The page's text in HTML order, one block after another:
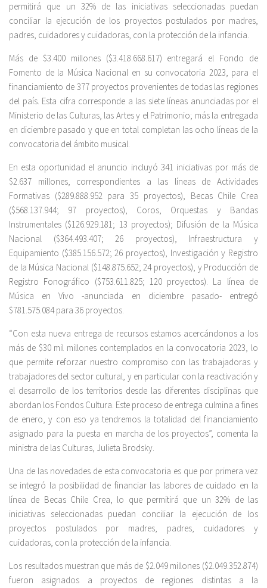
permitirá que un 32% de las iniciativas seleccionadas puedan
conciliar la ejecución de los proyectos postulados por madres,
padres, cuidadores y cuidadoras, con la protección de la infancia.
Más de $3.400 millones ($3.418.668.617) entregará el Fondo de
Fomento de la Música Nacional en su convocatoria 2023, para el
financiamiento de 377 proyectos provenientes de todas las regiones
del país. Esta cifra corresponde a las siete líneas anunciadas por el
Ministerio de las Culturas, las Artes y el Patrimonio; más la entregada
en diciembre pasado y que en total completan las ocho líneas de la
convocatoria del ámbito musical.
En esta oportunidad el anuncio incluyó 341 iniciativas por más de
$2.637 millones, correspondientes a las líneas de Actividades
Formativas ($289.888.952 para 35 proyectos), Becas Chile Crea
($568.137.944; 97 proyectos), Coros, Orquestas y Bandas
Instrumentales ($126.929.181; 13 proyectos); Difusión de la Música
Nacional ($364.493.407; 26 proyectos), Infraestructura y
Equipamiento ($385.156.572; 26 proyectos), Investigación y Registro
de la Música Nacional ($148.875.652; 24 proyectos), y Producción de
Registro Fonográfico ($753.611.825; 120 proyectos). La línea de
Música en Vivo -anunciada en diciembre pasado- entregó
$781.575.084 para 36 proyectos.
“Con esta nueva entrega de recursos estamos acercándonos a los
más de $30 mil millones contemplados en la convocatoria 2023, lo
que permite reforzar nuestro compromiso con las trabajadoras y
trabajadores del sector cultural, y en particular con la reactivación y
el desarrollo de los territorios desde las diferentes disciplinas que
abordan los Fondos Cultura. Este proceso de entrega culmina a fines
de enero, y con eso ya tendremos la totalidad del financiamiento
asignado para la puesta en marcha de los proyectos”, comenta la
ministra de las Culturas, Julieta Brodsky.
Una de las novedades de esta convocatoria es que por primera vez
se integró la posibilidad de financiar las labores de cuidado en la
línea de Becas Chile Crea, lo que permitirá que un 32% de las
iniciativas seleccionadas puedan conciliar la ejecución de los
proyectos postulados por madres, padres, cuidadores y
cuidadoras, con la protección de la infancia.
Los resultados muestran que más de $2.049 millones ($2.049.352.874)
fueron asignados a proyectos de regiones distintas a la